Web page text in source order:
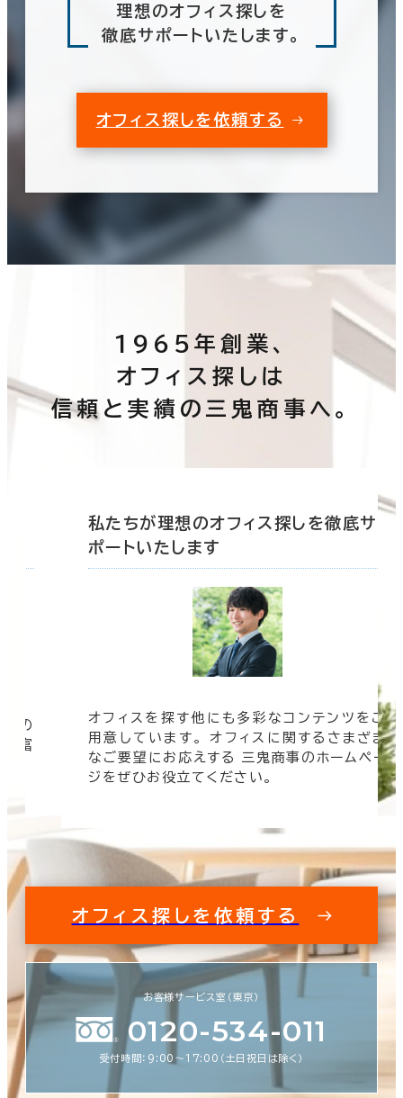
理想のオフィス探しを
徹底サポートいたします。
オフィス探しを依頼する
1965年創業、
オフィス探しは
信頼と実績の三鬼商事へ。
の
豊富
私たちが理想のオフィス探しを徹底サ
ポートいたします
オフィスを探す他にも多彩なコンテンツをご
用意しています。 オフィスに関するさまざま
なご要望にお応えする 三鬼商事のホームペー
ジをぜひお役立てください。
オフィス探しを依頼する
お客様サービス室（東京）
0120-534-011
受付時間：9:00〜17:00（土日祝日は除く）